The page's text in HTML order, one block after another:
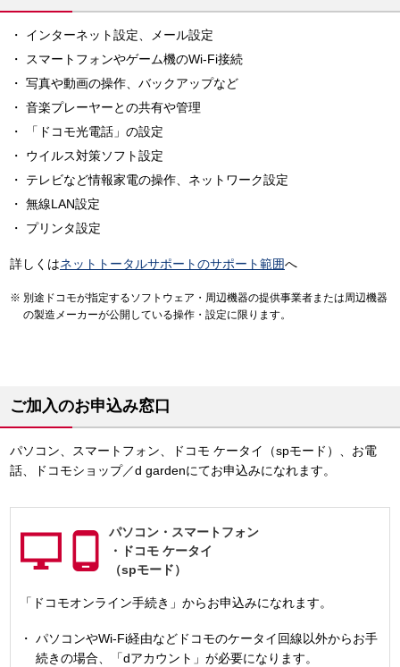
インターネット設定、メール設定
スマートフォンやゲーム機のWi-Fi接続
写真や動画の操作、バックアップなど
音楽プレーヤーとの共有や管理
「ドコモ光電話」の設定
ウイルス対策ソフト設定
テレビなど情報家電の操作、ネットワーク設定
無線LAN設定
プリンタ設定
詳しくはネットトータルサポートのサポート範囲へ
別途ドコモが指定するソフトウェア・周辺機器の提供事業者または周辺機器
の製造メーカーが公開している操作・設定に限ります。
ご加入のお申込み窓口
パソコン、スマートフォン、ドコモ ケータイ（spモード）、お電
話、ドコモショップ／d gardenにてお申込みになれます。
パソコン・ スマートフォン
・
ドコモ ケータイ
（spモード）
「ドコモオンライン手続き」からお申込みになれます。
パソコンやWi-Fi経由などドコモのケータイ回線以外からお手
続きの場合、「dアカウント」が必要になります。